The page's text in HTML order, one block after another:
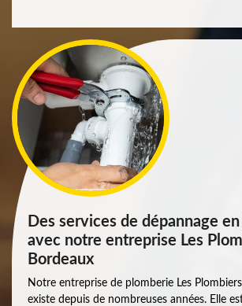
Des services de dépannage
avec notre entreprise Les
Bordeaux
Notre entreprise de plomberie Les
existe depuis de nombreuses années. Elle